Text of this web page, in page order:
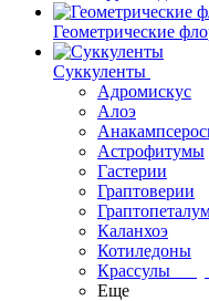
Геометрические
Суккуленты
Адромискус
Алоэ
Астрофитумы
Гастерии
Граптоверии
Каланхоэ
Котиледоны
Крассулы
Еще